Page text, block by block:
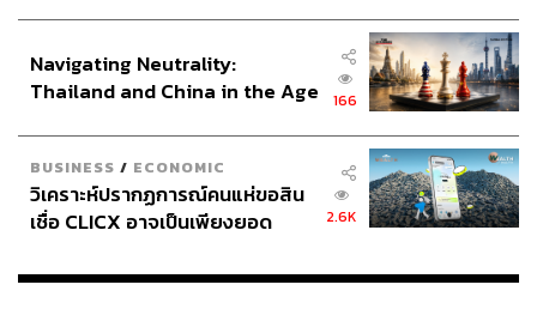
องทัพรัสเซียที่มีจำนวนมากกว่าจะสามารถเอาชนะและขับไล่
ทัพยูเครนได้
ดินรัสเซียได้ต่อไป สิ่งที่เกิดขึ้นอาจกลายเป็นเครื่องต่อรองที่ดี
สำหรับยูเครนในหลายๆ ด้าน รวมถึงการเจรจาสันติภาพ
แต่ในอีกแง่หนึ่ง หากภารกิจของยูเครนครั้งนี้ล้มเหลว สิ่งที่
Navigating Neutrality:
Thailand and China in the Age
166
BUSINESS / ECONOMIC
วิเคราะห์ปรากฏการณ์คนแห่ขอสิน
เชื่อ CLICX อาจเป็นเพียงยอด
เรือนไทยที่ถูกซุกไว้
2.6K